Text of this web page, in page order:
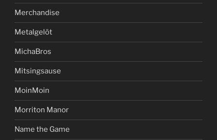
Merchandise
Metalgelöt
MichaBros
Mitsingsause
MoinMoin
Morriton Manor
Name the Game